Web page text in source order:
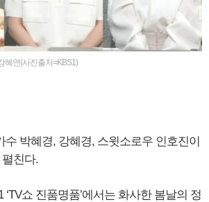
혜연(사진출처=KBS1)
수 박혜경, 강혜경, 스윗소로우 인호진이
친다.
‘TV쇼 진품명품’에서는 화사한 봄날의 정